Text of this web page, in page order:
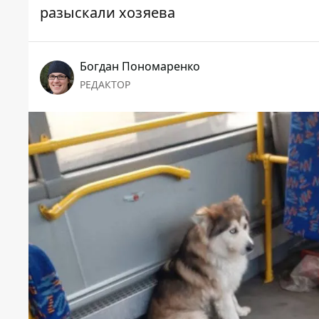
разыскали хозяева
Богдан Пономаренко
РЕДАКТОР